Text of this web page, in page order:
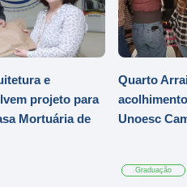
e
projeto para
Mortuária de
Quarto
Unoesc
Graduação